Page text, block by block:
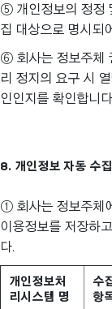
⑤ 개인정보의 정정
집 대상으로 명시되
⑥ 회사는 정보주체
리 정지의 요구 시
인인지를 확인합니
8. 개인정보 자동 수
① 회사는 정보주체
이용정보를 저장하
다.
개인정보처
리시스템 명
수
항